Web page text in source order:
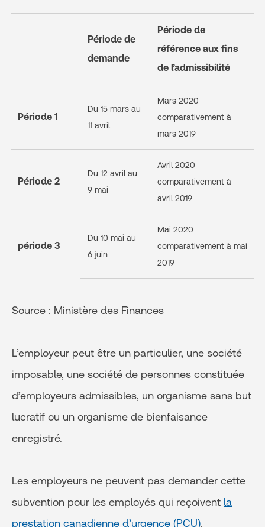
Période de
demande
Période de
référence aux fins
de l’admissibilité
Période 1
Du 15 mars au
11 avril
Mars 2020
comparativement à
mars 2019
Période 2
Du 12 avril au
9 mai
Avril 2020
comparativement à
avril 2019
période 3
Du 10 mai au
6 juin
Mai 2020
comparativement à mai
2019
Source : Ministère des Finances
L’employeur peut être un particulier, une société
imposable, une société de personnes constituée
d’employeurs admissibles, un organisme sans but
lucratif ou un organisme de bienfaisance
enregistré.
Les employeurs ne peuvent pas demander cette
subvention pour les employés qui reçoivent la
prestation canadienne d’urgence (PCU).